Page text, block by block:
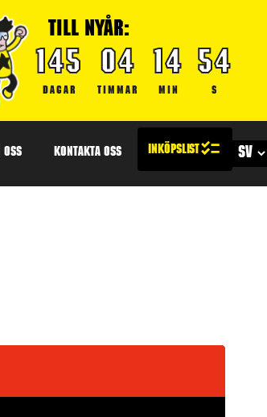
TILL NYÅR:
145
DAGAR
04
TIMMAR
14
MIN
53
S
OSS KONTAKTA OSS